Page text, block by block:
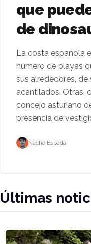
que
de
La costa española
número de playas
sus alrededores, de
acantilados. Otras,
concejo asturiano
presencia de
Nacho Espada
Últimas